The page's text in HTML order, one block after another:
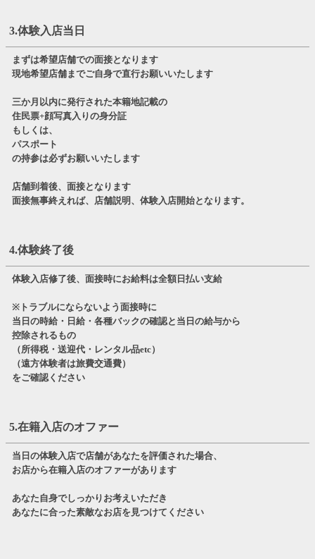
3.体験入店当日
まずは希望店舗での面接となります
現地希望店舗までご自身で直行お願いいたします
三か月以内に発行された本籍地記載の
住民票+顔写真入りの身分証
もしくは、
パスポート
の持参は必ずお願いいたします
店舗到着後、面接となります
面接無事終えれば、店舗説明、体験入店開始となります。
4.体験終了後
体験入店修了後、面接時にお給料は全額日払い支給
※トラブルにならないよう面接時に
当日の時給・日給・各種バックの確認と当日の給与から
控除されるもの
（所得税・送迎代・レンタル品etc）
（遠方体験者は旅費交通費）
をご確認ください
5.在籍入店のオファー
当日の体験入店で店舗があなたを評価された場合、
お店から在籍入店のオファーがあります
あなた自身でしっかりお考えいただき
あなたに合った素敵なお店を見つけてください